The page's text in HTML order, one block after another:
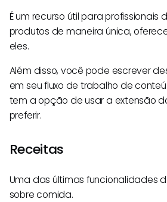
É um recurso útil para
produtos de maneira única,
eles.
Além disso, você pode escrever
em seu fluxo de trabalho de
tem a opção de usar a extensão
preferir.
Receitas
Uma das últimas funcionalidades
sobre comida.